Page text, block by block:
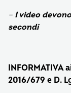
– I video
secondi
INFORMATIVA
2016/679 e D.